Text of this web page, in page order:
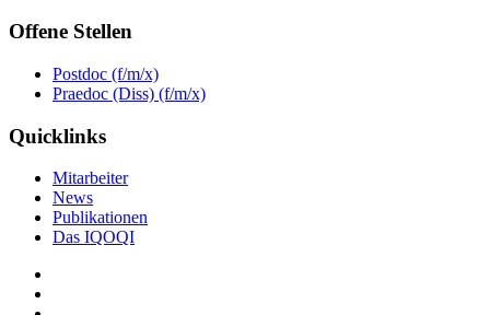
Offene Stellen
Postdoc (f/m/x)
Praedoc (Diss) (f/m/x)
Quicklinks
Mitarbeiter
News
Publikationen
Das IQOQI